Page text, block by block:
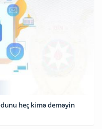
heç kimə deməyin